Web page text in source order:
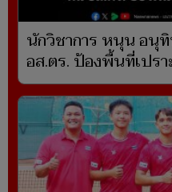
นักวิชาการ หนุน อนุ
อส.ตร. ป้องพื้นที่เปรา